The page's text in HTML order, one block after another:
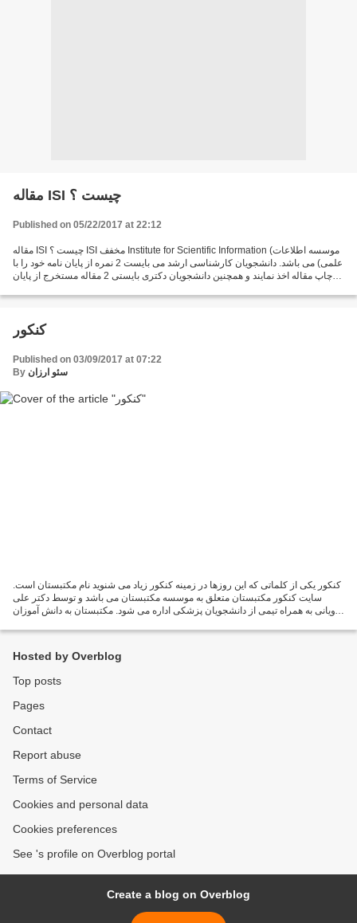
مقاله ISI چیست ؟
Published on 05/22/2017 at 22:12
مقاله ISI چیست ؟ ISI مخفف Institute for Scientific Information (موسسه اطلاعات
علمی) می باشد. دانشجویان کارشناسی ارشد می بایست 2 نمره از پایان نامه خود را با
چاپ مقاله اخذ نمایند و همچنین دانشجویان دکتری بایستی 2 مقاله مستخرج از پایان
کنکور
Published on 03/09/2017 at 07:22
By سئو ارزان
کنکور یکی از کلماتی که این روزها در زمینه کنکور زیاد می شنوید نام مکتبستان است.
سایت کنکور مکتبستان متعلق به موسسه مکتبستان می باشد و توسط دکتر علی
کاویانی به همراه تیمی از دانشجویان پزشکی اداره می شود. مکتبستان به دانش آموزان
Hosted by Overblog
Top posts
Pages
Contact
Report abuse
Terms of Service
Cookies and personal data
Cookies preferences
See 's profile on Overblog portal
Create a blog on Overblog